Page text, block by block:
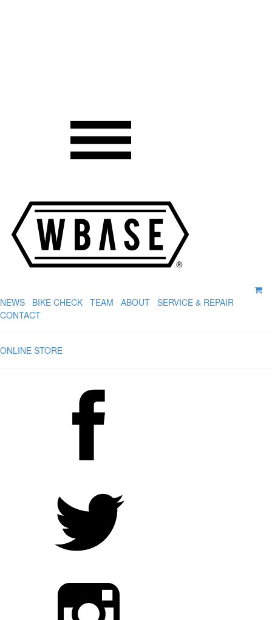
NEWS BIKE CHECK TEAM ABOUT SERVICE & REPAIR
CONTACT
ONLINE STORE